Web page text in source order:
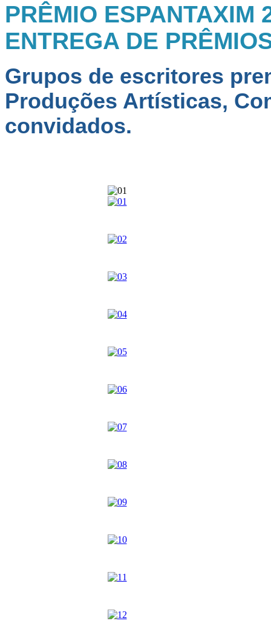
PRÊMIO ESPANTAXIM
ENTREGA DE
Grupos de escritores
Produções Artísticas,
convidados.